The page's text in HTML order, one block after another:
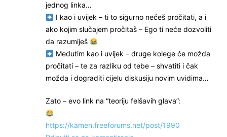
jednog linka…
I kao i uvijek – ti to sigurno nećeš pročitati, a i
ako kojim slučajem pročitaš – Ego ti neće dozvoliti
da razumiješ
Međutim kao i uvijek – druge kolege će možda
pročitati – te za razliku od tebe – shvatiti i čak
možda i dograditi cijelu diskusiju novim uvidima…
Zato – evo link na “teoriju felšavih glava”:
https://kamen.freeforums.net/post/1990